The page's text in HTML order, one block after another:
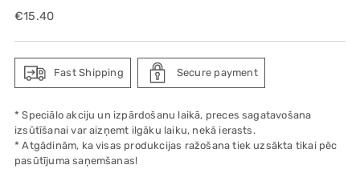
Regular
€15.40
Fast Shipping Secure payment
* Speciālo akciju un izpārdošanu laikā, preces sagatavošana
izsūtīšanai var aizņemt ilgāku laiku, nekā ierasts.
* Atgādinām, ka visas produkcijas ražošana tiek uzsākta tikai pēc
pasūtījuma saņemšanas!